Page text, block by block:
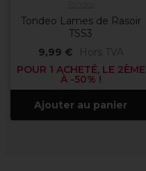
Tondeo Lames de Rasoir
TSS3
9,99 €
Hors TVA
POUR 1 ACHETÉ, LE 2ÈME
À -50% !
Ajouter au panier